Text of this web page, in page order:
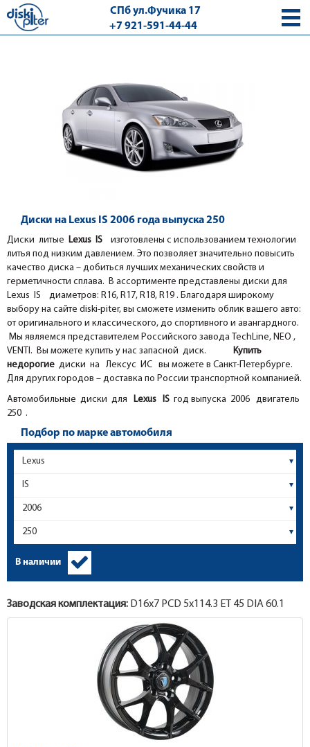
СПб ул.Фучика 17
+7 921-591-44-44
Диски на Lexus IS 2006 года выпуска 250
Диски литые Lexus IS изготовлены с использованием технологии
литья под низким давлением. Это позволяет значительно повысить
качество диска – добиться лучших механических свойств и
герметичности сплава. В ассортименте представлены диски для
Lexus IS диаметров: R16, R17, R18, R19 . Благодаря широкому
выбору на сайте diski-piter, вы сможете изменить облик вашего авто:
от оригинального и классического, до спортивного и авангардного.
Мы являемся представителем Российского завода TechLine, NEO ,
VENTI. Вы можете купить у нас запасной диск. Купить
недорогие диски на Лексус ИС вы можете в Санкт-Петербурге.
Для других городов – доставка по России транспортной компанией.
Автомобильные диски для
Lexus IS год выпуска 2006 двигатель
250 .
Подбор по марке автомобиля
В наличии
Заводская комплектация: D16x7 PCD 5x114.3 ET 45 DIA 60.1